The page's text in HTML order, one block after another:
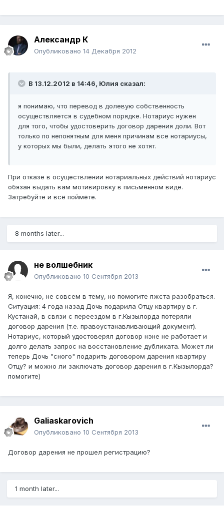
Александр К
Опубликовано 14 Декабря 2012
В 13.12.2012 в 14:46, Юлия сказал:
я понимаю, что перевод в долевую собственность
осуществляется в судебном порядке. Нотариус нужен
для того, чтобы удостоверить договор дарения доли. Вот
только по непонятным для меня причинам все нотариусы,
у которых мы были, делать этого не хотят.
При отказе в осуществлении нотариальных действий нотариус
обязан выдать вам мотивировку в письменном виде.
Затребуйте и всё поймёте.
8 months later...
не волшебник
Опубликовано 10 Сентября 2013
Я, конечно, не совсем в тему, но помогите пжста разобраться.
Ситуация: 4 года назад Дочь подарила Отцу квартиру в г.
Кустанай, в связи с переездом в г.Кызылорда потеряли
договор дарения (т.е. правоустанавливающий документ).
Нотариус, который удостоверял договор нэне не работает и
долго делать запрос на восстановление дубликата. Может ли
теперь Дочь "сного" подарить договором дарения квартиру
Отцу? и можно ли заключать договор дарения в г.Кызылорда?
помогите)
Galiaskarovich
Опубликовано 10 Сентября 2013
Договор дарения не прошел регистрацию?
1 month later...